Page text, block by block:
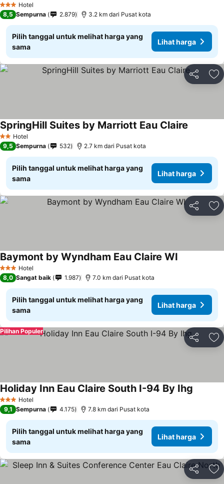
3 BintangHotel
8,5 Sempurna 2.879 3.2 km dari Pusat kota
Pilih tanggal untuk melihat harga yang
sama
Lihat harga
Bagikan
2 Bintang
Hotel
SpringHill Suites by Marriott Eau Claire
9,5 Sempurna 532 2.7 km dari Pusat kota
Pilih tanggal untuk melihat harga yang
sama
Lihat harga
Bagikan
3 BintangHotel
Baymont by Wyndham Eau Claire WI
8,0 Sangat baik 1.987 7.0 km dari Pusat kota
Pilih tanggal untuk melihat harga yang
sama
Lihat harga
Bagikan
Pilihan Populer
3 BintangHotel
Holiday Inn Eau Claire South I-94 By Ihg
9,1 Sempurna 4.175 7.8 km dari Pusat kota
Pilih tanggal untuk melihat harga yang
sama
Lihat harga
Bagikan